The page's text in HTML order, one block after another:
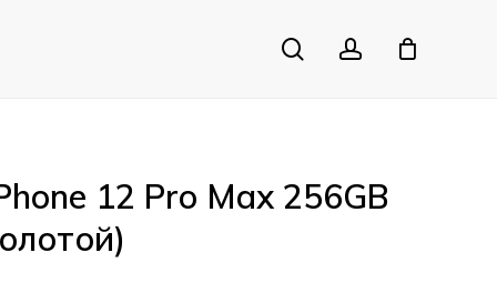
searchaccount
12 Pro Max 256GB